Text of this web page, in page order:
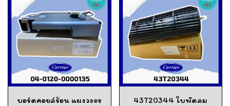
บอร์ดคอยล์ร้อน แผงวงจร
43T20344 ใบพัดลม